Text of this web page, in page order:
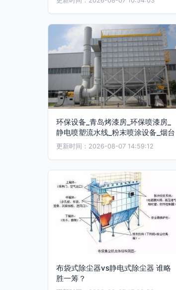
环保设备_青岛烤漆房_环保喷漆房_
静电喷塑流水线_粉末喷涂设备_烟台
更新时间：2026-08-07 14:59:12
布袋式除尘器vs静电式除尘器 谁略
胜一筹？